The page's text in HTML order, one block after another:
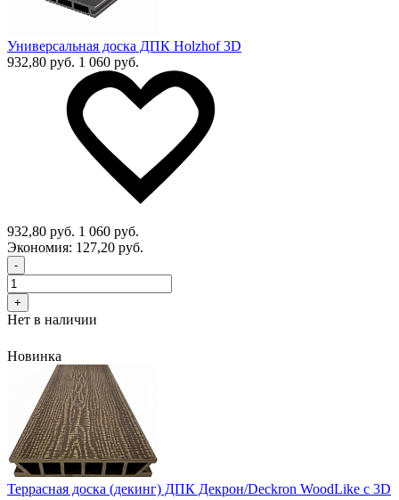
Универсальная доска ДПК Holzhof 3D
932,80 руб. 1 060 руб.
932,80 руб. 1 060 руб.
Экономия: 127,20 руб.
-
+
Нет в наличии
Новинка
Террасная доска (декинг) ДПК Декрон/Deckron WoodLike с 3D